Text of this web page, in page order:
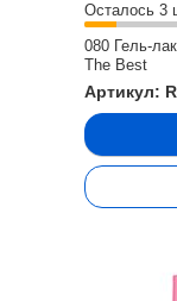
Осталось 3
080 Гель-
The Best
Артикул: